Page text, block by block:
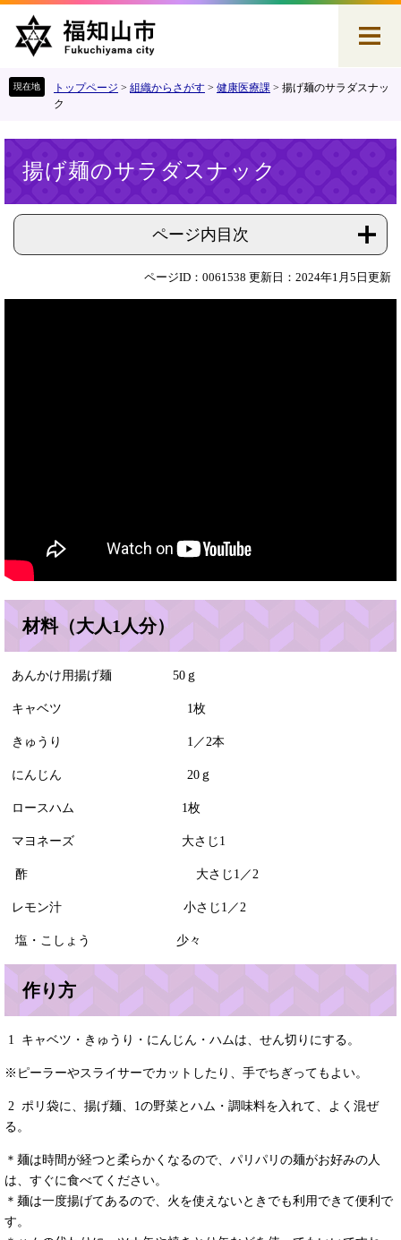
す
し
トップページ > 組織からさがす > 健康医療課 > 揚げ麺のサラダスナッ
ク
揚げ麺のサラダスナック
ページ内目次
ページID：0061538 更新日：2024年1月5日更新
材料（大人1人分）
あんかけ用揚げ麺 50ｇ
キャベツ 1枚
きゅうり 1／2本
にんじん 20ｇ
ロースハム 1枚
マヨネーズ 大さじ1
酢 大さじ1／2
レモン汁 小さじ1／2
塩・こしょう 少々
作り方
1 キャベツ・きゅうり・にんじん・ハムは、せん切りにする。
※ピーラーやスライサーでカットしたり、手でちぎってもよい。
2 ポリ袋に、揚げ麺、1の野菜とハム・調味料を入れて、よく混ぜ
る。
＊麺は時間が経つと柔らかくなるので、パリパリの麺がお好みの人
は、すぐに食べてください。
＊麺は一度揚げてあるので、火を使えないときでも利用できて便利で
す。